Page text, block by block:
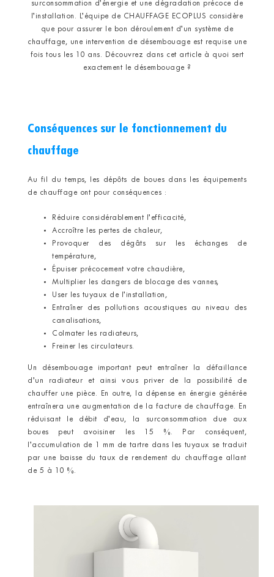
surconsommation d’énergie et une dégradation précoce de
l’installation. L’équipe de CHAUFFAGE ECOPLUS considère
que pour assurer le bon déroulement d’un système de
chauffage, une intervention de désembouage est requise une
fois tous les 10 ans. Découvrez dans cet article à quoi sert
exactement le désembouage ?
Conséquences sur le fonctionnement du
chauffage
Au fil du temps, les dépôts de boues dans les équipements
de chauffage ont pour conséquences :
Réduire considérablement l’efficacité,
Accroître les pertes de chaleur,
Provoquer des dégâts sur les échanges de
température,
Épuiser précocement votre chaudière,
Multiplier les dangers de blocage des vannes,
User les tuyaux de l’installation,
Entraîner des pollutions acoustiques au niveau des
canalisations,
Colmater les radiateurs,
Freiner les circulateurs.
Un désembouage important peut entraîner la défaillance
d’un radiateur et ainsi vous priver de la possibilité de
chauffer une pièce. En outre, la dépense en énergie générée
entraînera une augmentation de la facture de chauffage. En
réduisant le débit d’eau, la surconsommation due aux
boues peut avoisiner les 15 %. Par conséquent,
l’accumulation de 1 mm de tartre dans les tuyaux se traduit
par une baisse du taux de rendement du chauffage allant
de 5 à 10 %.